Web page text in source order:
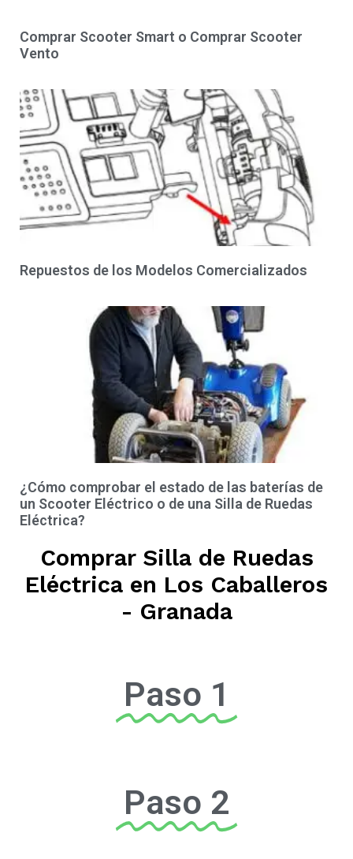
Comprar Scooter Smart o Comprar Scooter
Vento
Repuestos de los Modelos Comercializados
¿Cómo comprobar el estado de las baterías de
un Scooter Eléctrico o de una Silla de Ruedas
Eléctrica?
Comprar Silla de Ruedas
Eléctrica en Los Caballeros
- Granada
Paso 1
Paso 2